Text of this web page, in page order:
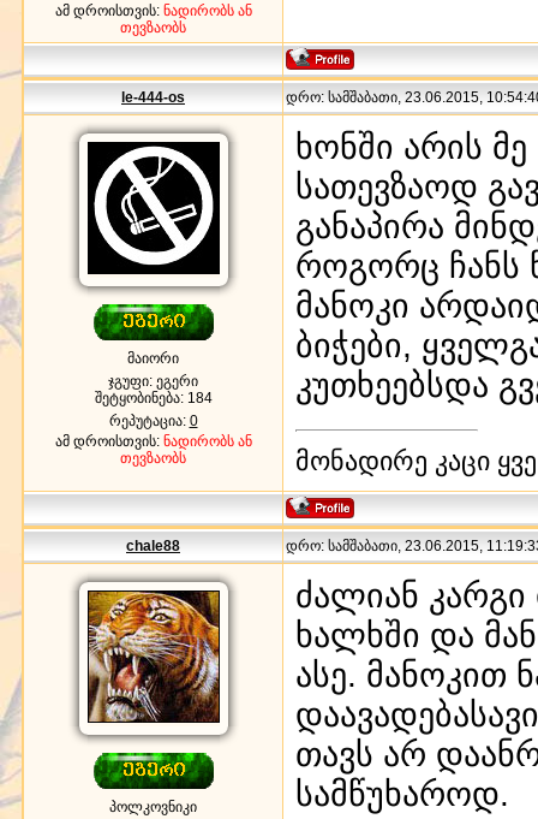
ამ დროისთვის: ნადირობს ან
თევზაობს
le-444-os დრო: სამშაბათი, 23.06.2015,
მაიორი
ჯგუფი: ეგერი
შეტყობინება: 184
რეპუტაცია: 0
ამ დროისთვის: ნადირობს ან
თევზაობს
ხონში არის
სათევზაოდ
განაპირა
როგორც ჩანს
მანოკი
ბიჭები,
კუთხეებსდა
მონადირე კაცი
chale88 დრო: სამშაბათი, 23.06.2015,
პოლკოვნიკი
ძალიან
ხალხში და
ასე. მანოკით
თავს არ
სამწუხაროდ.